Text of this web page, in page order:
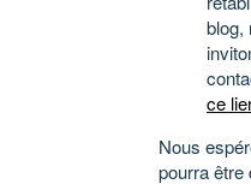
blog,
ce
Nous
pourra être